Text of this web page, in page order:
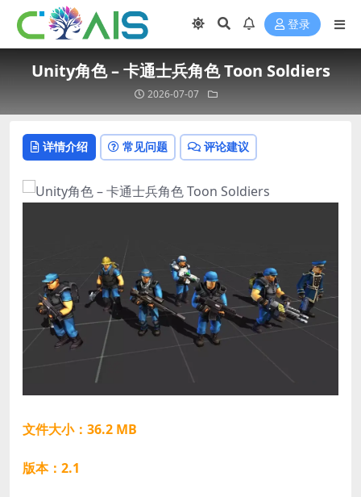
登录
Unity角色 – 卡通士兵角色 Toon Soldiers
2026-07-07
详情介绍 常见问题 评论建议
文件大小：36.2 MB
版本：2.1